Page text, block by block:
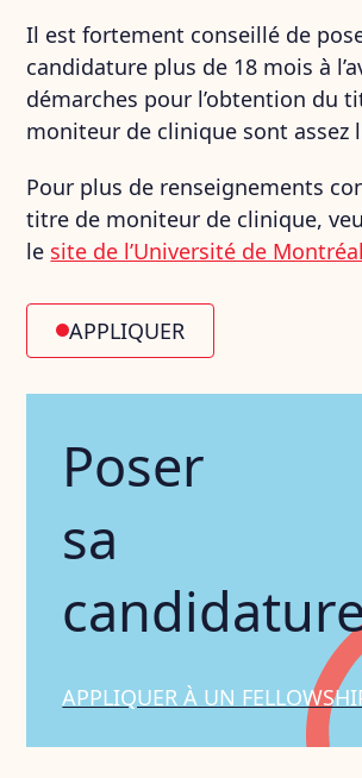
Il est fortement conseillé de
candidature plus de 18 mois à
démarches pour l’obtention du
moniteur de clinique sont assez
Pour plus de renseignements
titre de moniteur de clinique,
le site de l’Université de Montréal
APPLIQUER
Poser
sa
APPLIQUER À UN